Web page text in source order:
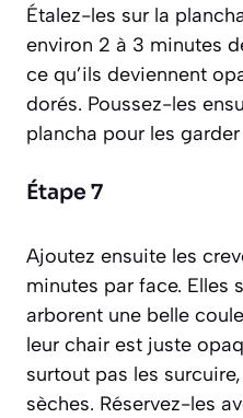
Étalez-les sur la
environ 2 à 3 minutes
ce qu’ils deviennent
dorés. Poussez-les
plancha pour les
Étape 7
Ajoutez ensuite les
minutes par face. Elles
arborent une belle
leur chair est juste
surtout pas les
sèches. Réservez-les